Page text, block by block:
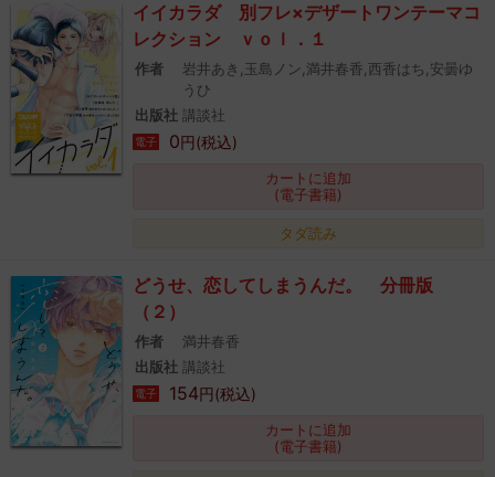
イイカラダ 別フレ×デザートワンテーマコ
レクション ｖｏｌ．１
作者
岩井あき,玉島ノン,満井春香,西香はち,安曇ゆ
うひ
出版社 講談社
電子 0円(税込)
カートに追加
(電子書籍)
タダ読み
どうせ、恋してしまうんだ。 分冊版
（２）
作者
満井春香
出版社 講談社
電子 154円(税込)
カートに追加
(電子書籍)